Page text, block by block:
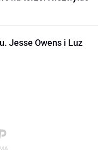
Jesse Owens i Luz